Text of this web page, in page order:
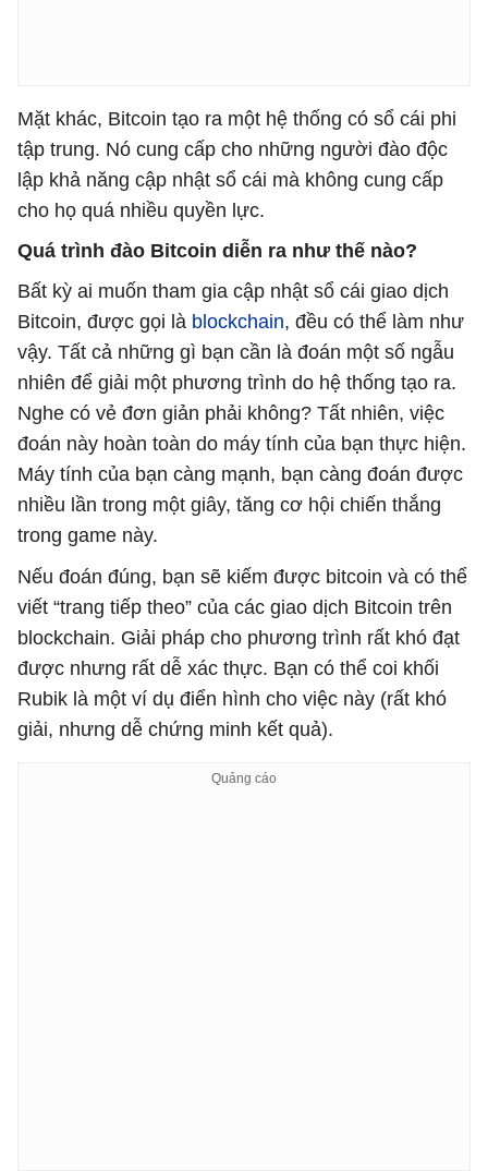
Mặt khác, Bitcoin tạo ra một hệ thống có sổ cái phi
tập trung. Nó cung cấp cho những người đào độc
lập khả năng cập nhật sổ cái mà không cung cấp
cho họ quá nhiều quyền lực.
Quá trình đào Bitcoin diễn ra như thế nào?
Bất kỳ ai muốn tham gia cập nhật sổ cái giao dịch
Bitcoin, được gọi là blockchain, đều có thể làm như
vậy. Tất cả những gì bạn cần là đoán một số ngẫu
nhiên để giải một phương trình do hệ thống tạo ra.
Nghe có vẻ đơn giản phải không? Tất nhiên, việc
đoán này hoàn toàn do máy tính của bạn thực hiện.
Máy tính của bạn càng mạnh, bạn càng đoán được
nhiều lần trong một giây, tăng cơ hội chiến thắng
trong game này.
Nếu đoán đúng, bạn sẽ kiếm được bitcoin và có thể
viết “trang tiếp theo” của các giao dịch Bitcoin trên
blockchain. Giải pháp cho phương trình rất khó đạt
được nhưng rất dễ xác thực. Bạn có thể coi khối
Rubik là một ví dụ điển hình cho việc này (rất khó
giải, nhưng dễ chứng minh kết quả).